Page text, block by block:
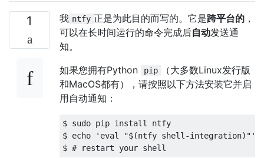
1 我 ntfy 正是为此目的而写的。它是跨平台的 ，
可以在长时间运行的命令完成后自动发送通
知。
如果您拥有Python
pip
（大多数Linux发行版
和MacOS都有），请按照以下方法安装它并启
用自动通知：
$ sudo pip install ntfy
$ echo
'eval "$(ntfy shell-integration)"'
$ # restart your shell